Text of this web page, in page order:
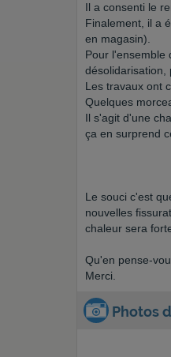
Il a consenti le
Finalement, il a
en magasin).
Pour l'ensemble
désolidarisation,
Les travaux ont
Quelques
Il s'agit d'une
ça en surprend
Le souci c'est
nouvelles
chaleur sera
Qu'en pense-
Merci.
Photos